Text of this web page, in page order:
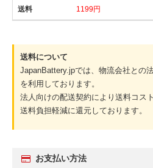
1199円
送料について
JapanBattery.jpでは、物流会社との
を利用しております。
法人向けの配送契約により送料コス
送料負担軽減に還元しております。
お支払い方法